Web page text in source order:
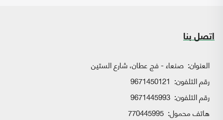
اتصل بنا
العنوان: صنعاء - فج عطان، شارع الستين
رقم التلفون: 9671450121
رقم التلفون: 9671445993
هاتف محمول: 770445995